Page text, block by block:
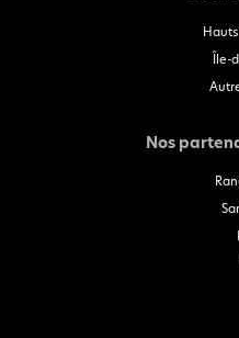
Île-
Nos